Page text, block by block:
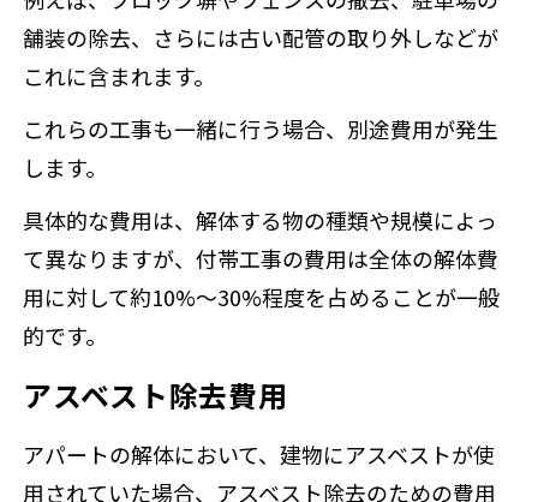
舗装の除去、さらには古い配管の取り外しなどが
これに含まれます。
これらの工事も一緒に行う場合、別途費用が発生
します。
具体的な費用は、解体する物の種類や規模によっ
て異なりますが、付帯工事の費用は全体の解体費
用に対して約10%～30%程度を占めることが一般
的です。
アスベスト除去費用
アパートの解体において、建物にアスベストが使
用されていた場合、アスベスト除去のための費用